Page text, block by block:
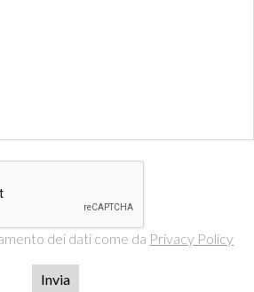
dei dati come da Privacy Policy
Invia